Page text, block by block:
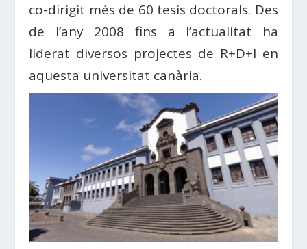
co-dirigit més de 60 tesis doctorals. Des
de l’any 2008 fins a l’actualitat ha
liderat diversos projectes de R+D+I en
aquesta universitat canària.